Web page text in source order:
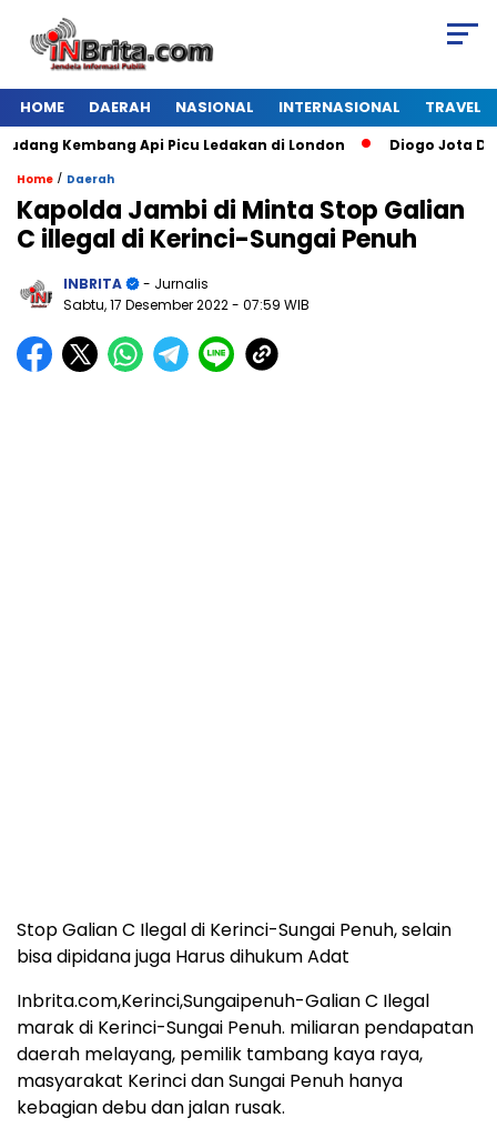
HOME DAERAH NASIONAL INTERNASIONAL TRAVEL
Kembang Api Picu Ledakan di London Diogo Jota Dies
Home / Daerah
Kapolda Jambi di Minta Stop Galian
C illegal di Kerinci-Sungai Penuh
INBRITA
- Jurnalis
Sabtu, 17 Desember 2022- 07:59 WIB
Stop Galian C Ilegal di Kerinci-Sungai Penuh, selain
bisa dipidana juga Harus dihukum Adat
Inbrita.com,Kerinci,Sungaipenuh-Galian C Ilegal
marak di Kerinci-Sungai Penuh. miliaran pendapatan
daerah melayang, pemilik tambang kaya raya,
masyarakat Kerinci dan Sungai Penuh hanya
kebagian debu dan jalan rusak.